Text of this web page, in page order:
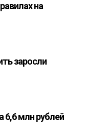
на
заросли
6,6 млн рублей